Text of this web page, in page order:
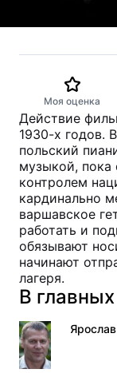
Моя оценка
Действие
1930-х годов.
польский
музыкой, пока
контролем
кардинально
варшавское
работать и
обязывают
начинают
лагеря.
В